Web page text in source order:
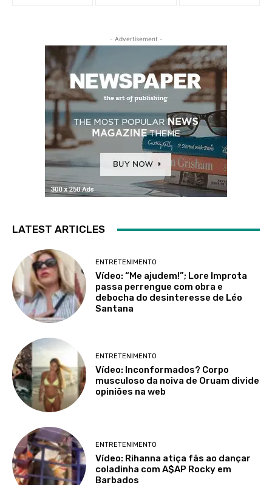
- Advertisement -
LATEST ARTICLES
ENTRETENIMENTO
Vídeo: “Me ajudem!”; Lore Improta
passa perrengue com obra e
debocha do desinteresse de Léo
Santana
ENTRETENIMENTO
Vídeo: Inconformados? Corpo
musculoso da noiva de Oruam divide
opiniões na web
ENTRETENIMENTO
Vídeo: Rihanna atiça fãs ao dançar
coladinha com A$AP Rocky em
Barbados